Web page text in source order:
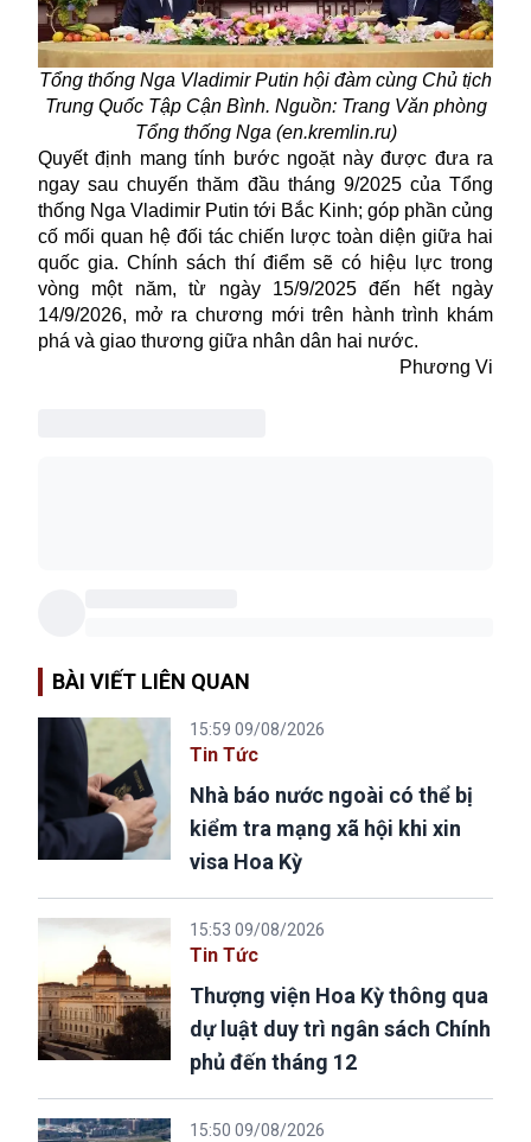
Tổng thống Nga Vladimir Putin hội đàm cùng Chủ tịch
Trung Quốc Tập Cận Bình. Nguồn: Trang Văn phòng
Tổng thống Nga (en.kremlin.ru)
Quyết định mang tính bước ngoặt này được đưa ra
ngay sau chuyến thăm đầu tháng 9/2025 của Tổng
thống Nga Vladimir Putin tới Bắc Kinh; góp phần củng
cố mối quan hệ đối tác chiến lược toàn diện giữa hai
quốc gia. Chính sách thí điểm sẽ có hiệu lực trong
vòng một năm, từ ngày 15/9/2025 đến hết ngày
14/9/2026, mở ra chương mới trên hành trình khám
phá và giao thương giữa nhân dân hai nước.
Phương Vi
BÀI VIẾT LIÊN QUAN
15:59 09/08/2026
Tin Tức
Nhà báo nước ngoài có thể bị
kiểm tra mạng xã hội khi xin
visa Hoa Kỳ
15:53 09/08/2026
Tin Tức
Thượng viện Hoa Kỳ thông qua
dự luật duy trì ngân sách Chính
phủ đến tháng 12
15:50 09/08/2026